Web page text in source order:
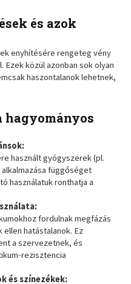
és azok
enyhítésére rengeteg vény
közül azonban sok olyan
haszontalanok lehetnek,
hagyományos
használt gyógyszerek (pl.
függőséget
használatuk ronthatja a
fordulnak megfázás
hatástalanok. Ez
a szervezetnek, és
rezisztencia
és színezékek: